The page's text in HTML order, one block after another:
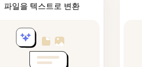
파일을 텍스트로 변환